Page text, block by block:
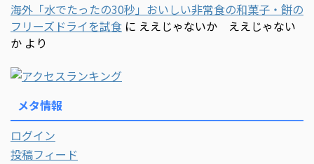
海外「水でたったの30秒」おいしい非常食の和菓子・餅の
フリーズドライを試食 に ええじゃないか ええじゃない
か より
メタ情報
ログイン
投稿フィード